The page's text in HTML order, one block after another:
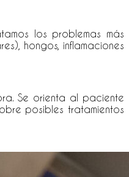
los problemas más
hongos, inflamaciones
Se orienta al paciente
posibles tratamientos